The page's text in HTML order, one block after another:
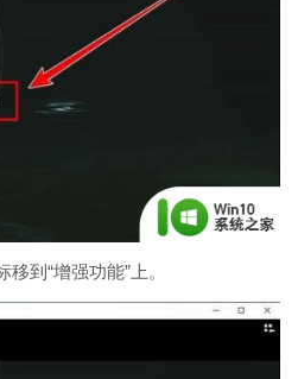
到“增强功能”上。